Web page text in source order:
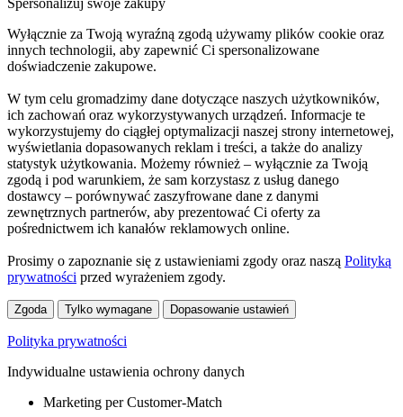
Spersonalizuj swoje zakupy
Wyłącznie za Twoją wyraźną zgodą używamy plików cookie oraz
innych technologii, aby zapewnić Ci spersonalizowane
doświadczenie zakupowe.
W tym celu gromadzimy dane dotyczące naszych użytkowników,
ich zachowań oraz wykorzystywanych urządzeń. Informacje te
wykorzystujemy do ciągłej optymalizacji naszej strony internetowej,
wyświetlania dopasowanych reklam i treści, a także do analizy
statystyk użytkowania. Możemy również – wyłącznie za Twoją
zgodą i pod warunkiem, że sam korzystasz z usług danego
dostawcy – porównywać zaszyfrowane dane z danymi
zewnętrznych partnerów, aby prezentować Ci oferty za
pośrednictwem ich kanałów reklamowych online.
Prosimy o zapoznanie się z ustawieniami zgody oraz naszą Polityką
prywatności przed wyrażeniem zgody.
Zgoda Tylko wymagane Dopasowanie ustawień
Polityka prywatności
Indywidualne ustawienia ochrony danych
Marketing per Customer-Match